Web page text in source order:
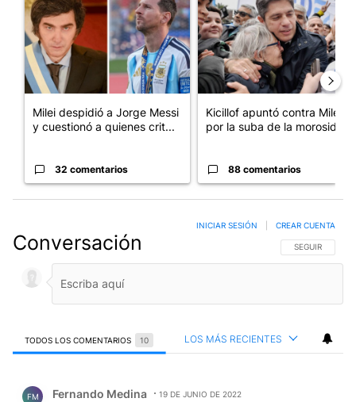
Milei despidió a Jorge Messi
y cuestionó a quienes crit...
32 comentarios
Kicillof apuntó contra Milei
por la suba de la morosida...
88 comentarios
Conversación SIGA ESTA
SEGUIR
INICIAR SESIÓN CREAR CUENTA
TODOS LOS COMENTARIOS 10 LOS MÁS RECIENTES
FM Fernando Medina 19 DE JUNIO DE 2022